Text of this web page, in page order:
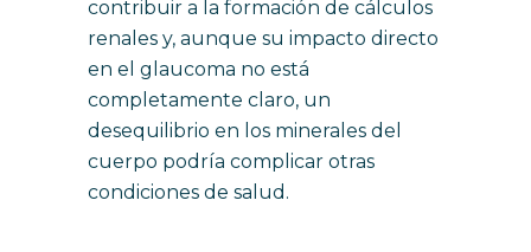
contribuir a la formación de cálculos
renales y, aunque su impacto directo
en el glaucoma no está
completamente claro, un
desequilibrio en los minerales del
cuerpo podría complicar otras
condiciones de salud.